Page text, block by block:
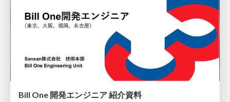
Bill One 開発エンジニア 紹介資料